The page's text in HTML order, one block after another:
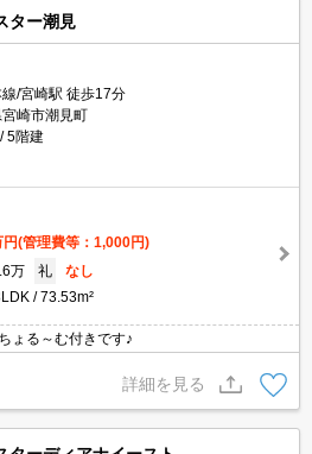
ター潮見
線/宮崎駅 徒歩17分
崎市潮見町
5階建
円(管理費等：1,000円)
万 礼
なし
73.53m²
ょる～む付きです♪
詳細を見る